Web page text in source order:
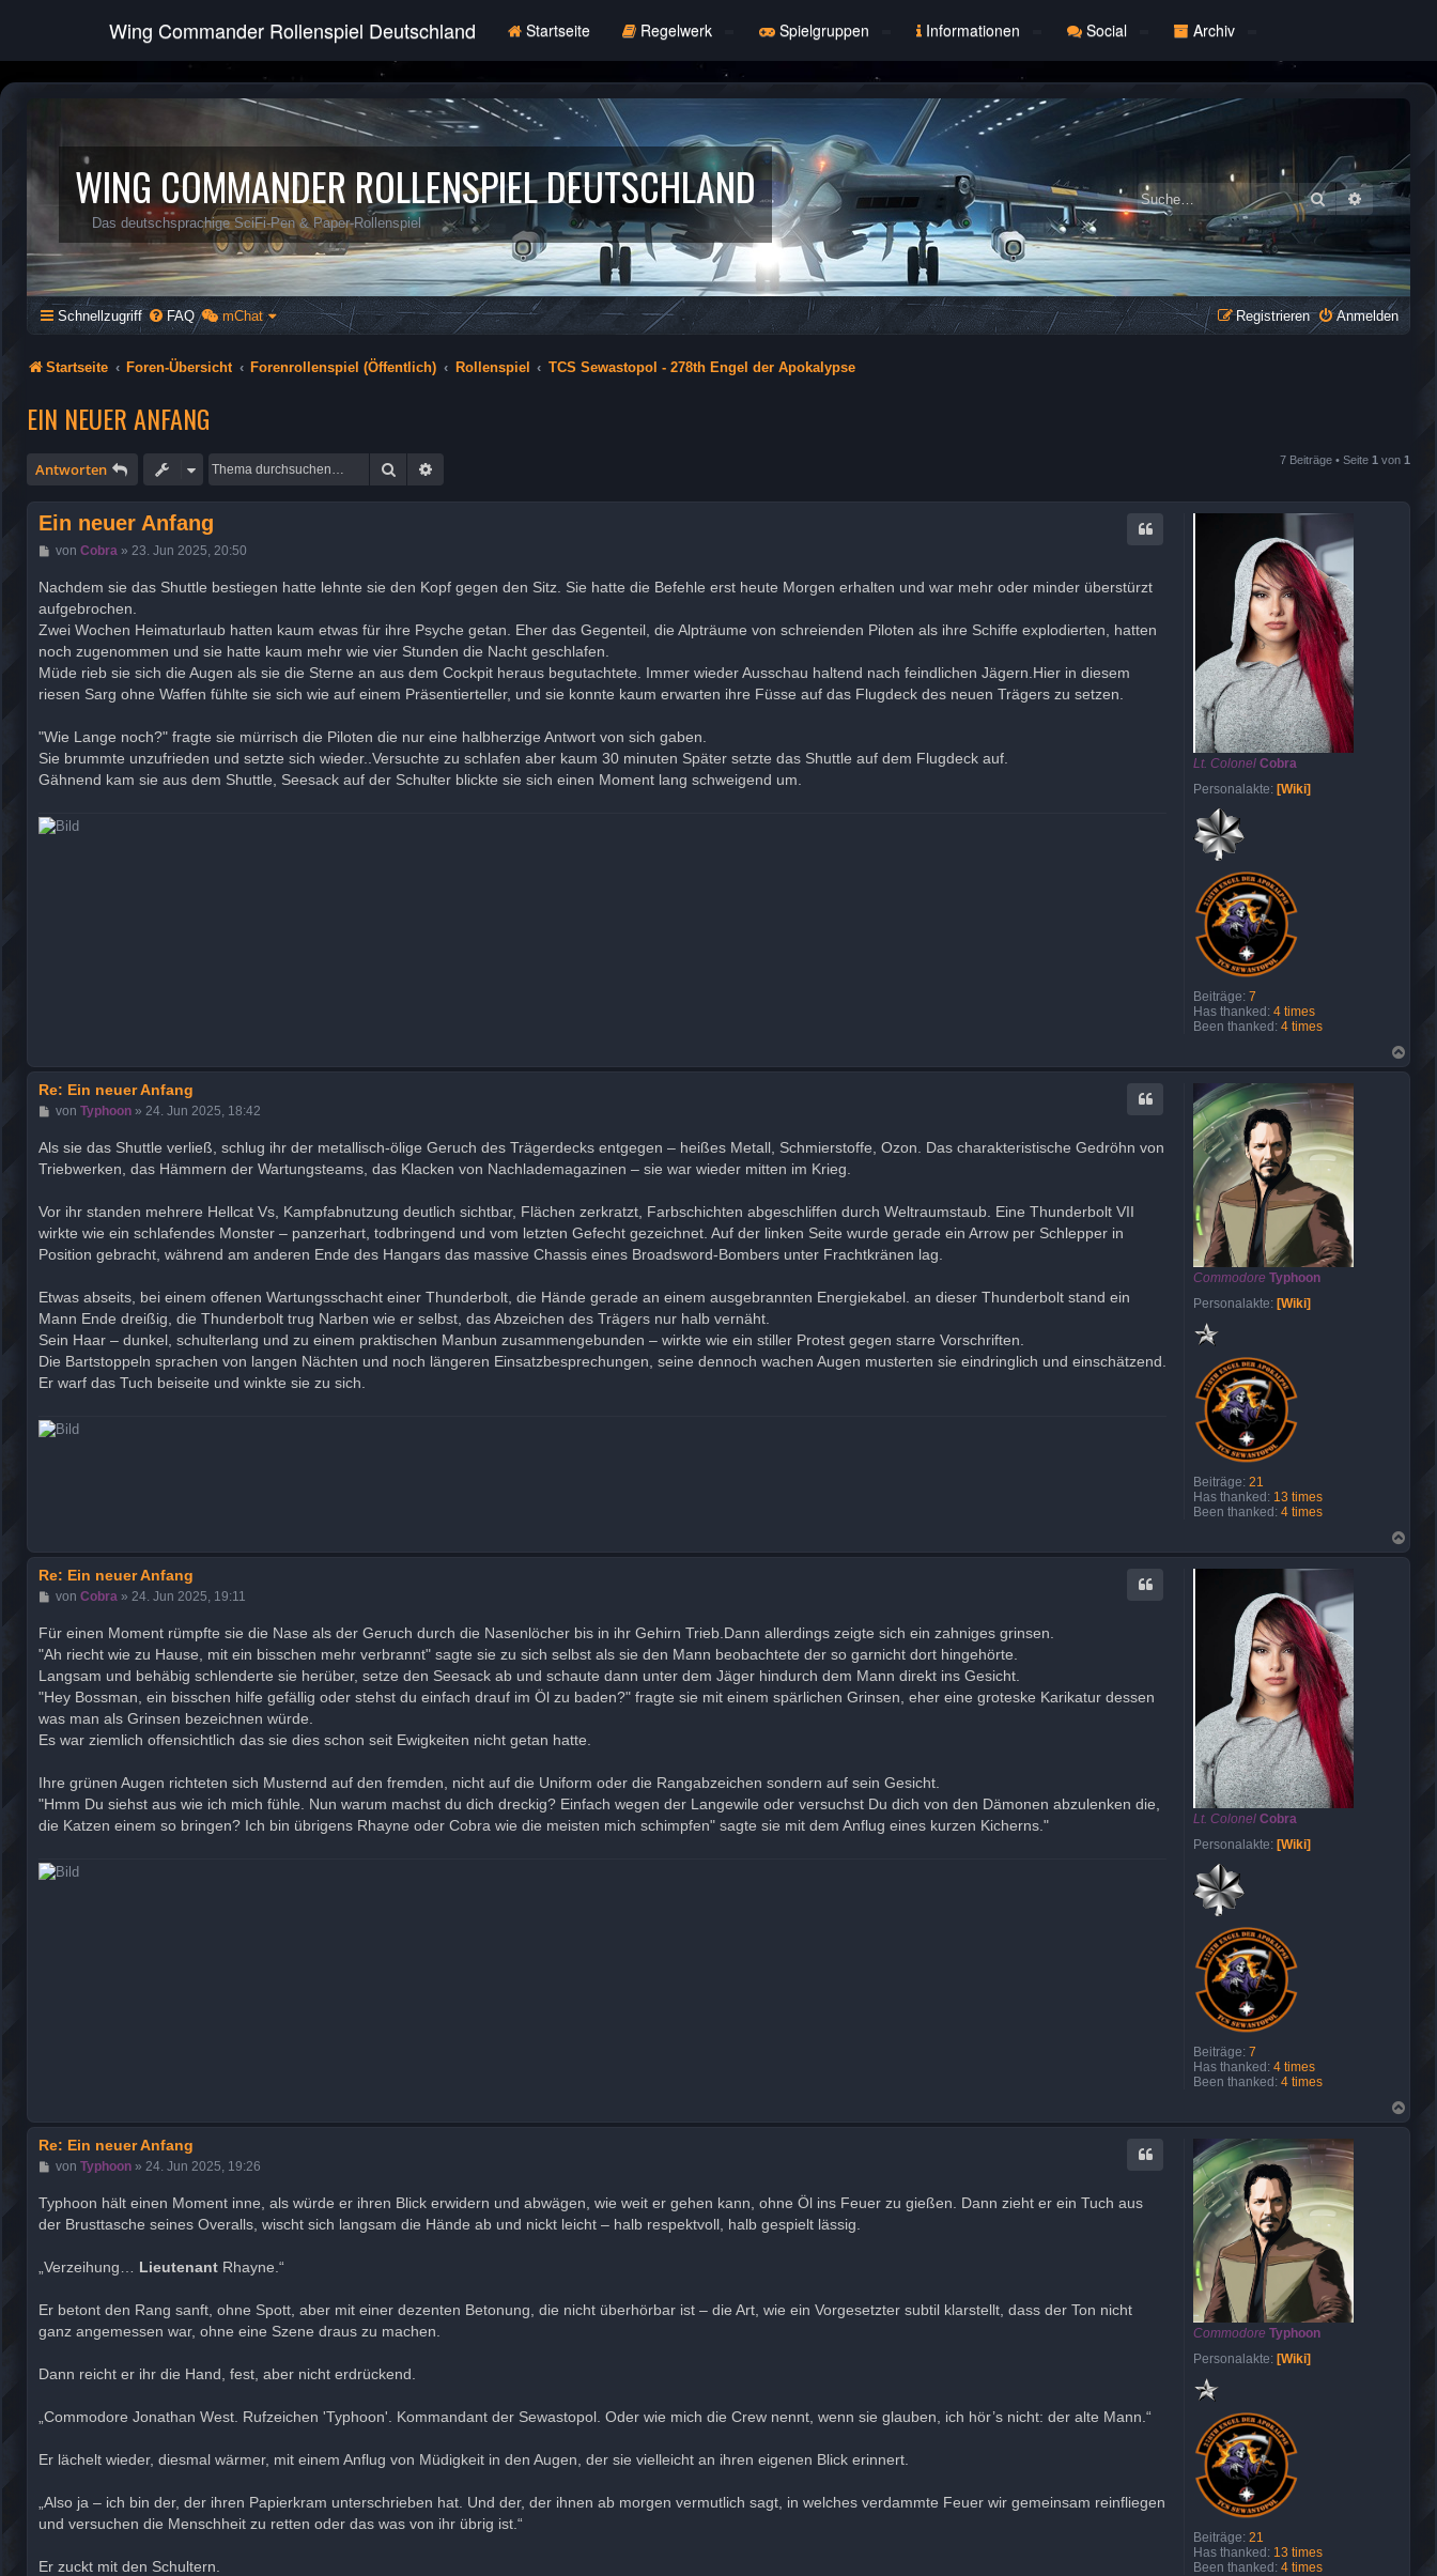
Wing Commander Rollenspiel Deutschland Startseite Regelwerk Spielgruppen Informationen Social Archiv
WING COMMANDER ROLLENSPIEL DEUTSCHLAND
Das deutschsprachige SciFi-Pen & Paper-Rollenspiel
Suche Erweiterte
Schnellzugriff FAQ mChat Anmelden
Registrieren
Startseite Foren-Übersicht Forenrollenspiel (Öffentlich) Rollenspiel TCS Sewastopol - 278th Engel der Apokalypse
EIN NEUER ANFANG
Antworten Suche 7 Beiträge • Seite 1 von 1
Lt. Colonel Cobra
Personalakte: [Wiki]
Beiträge: 7
Has thanked: 4 times
Been thanked: 4 times
Ein neuer Anfang
B
t
r
a
g
von Cobra» 23. Jun 2025, 20:50
Nachdem sie das Shuttle bestiegen hatte lehnte sie den Kopf gegen den Sitz. Sie hatte die Befehle erst heute Morgen erhalten und war mehr oder minder überstürzt
aufgebrochen.
Zwei Wochen Heimaturlaub hatten kaum etwas für ihre Psyche getan. Eher das Gegenteil, die Alpträume von schreienden Piloten als ihre Schiffe explodierten, hatten
noch zugenommen und sie hatte kaum mehr wie vier Stunden die Nacht geschlafen.
Müde rieb sie sich die Augen als sie die Sterne an aus dem Cockpit heraus begutachtete. Immer wieder Ausschau haltend nach feindlichen Jägern.Hier in diesem
riesen Sarg ohne Waffen fühlte sie sich wie auf einem Präsentierteller, und sie konnte kaum erwarten ihre Füsse auf das Flugdeck des neuen Trägers zu setzen.
"Wie Lange noch?" fragte sie mürrisch die Piloten die nur eine halbherzige Antwort von sich gaben.
Sie brummte unzufrieden und setzte sich wieder..Versuchte zu schlafen aber kaum 30 minuten Später setzte das Shuttle auf dem Flugdeck auf.
Gähnend kam sie aus dem Shuttle, Seesack auf der Schulter blickte sie sich einen Moment lang schweigend um.
a
c
Commodore Typhoon
Personalakte: [Wiki]
Beiträge: 21
Has thanked: 13 times
Been thanked: 4 times
Re: Ein neuer Anfang
B
i
t
r
von Typhoon» 24. Jun 2025, 18:42
Als sie das Shuttle verließ, schlug ihr der metallisch-ölige Geruch des Trägerdecks entgegen – heißes Metall, Schmierstoffe, Ozon. Das charakteristische Gedröhn von
Triebwerken, das Hämmern der Wartungsteams, das Klacken von Nachlademagazinen – sie war wieder mitten im Krieg.
Vor ihr standen mehrere Hellcat Vs, Kampfabnutzung deutlich sichtbar, Flächen zerkratzt, Farbschichten abgeschliffen durch Weltraumstaub. Eine Thunderbolt VII
wirkte wie ein schlafendes Monster – panzerhart, todbringend und vom letzten Gefecht gezeichnet. Auf der linken Seite wurde gerade ein Arrow per Schlepper in
Position gebracht, während am anderen Ende des Hangars das massive Chassis eines Broadsword-Bombers unter Frachtkränen lag.
Etwas abseits, bei einem offenen Wartungsschacht einer Thunderbolt, die Hände gerade an einem ausgebrannten Energiekabel. an dieser Thunderbolt stand ein
Mann Ende dreißig, die Thunderbolt trug Narben wie er selbst, das Abzeichen des Trägers nur halb vernäht.
Sein Haar – dunkel, schulterlang und zu einem praktischen Manbun zusammengebunden – wirkte wie ein stiller Protest gegen starre Vorschriften.
Die Bartstoppeln sprachen von langen Nächten und noch längeren Einsatzbesprechungen, seine dennoch wachen Augen musterten sie eindringlich und einschätzend.
Er warf das Tuch beiseite und winkte sie zu sich.
a
c
Lt. Colonel Cobra
Personalakte: [Wiki]
Beiträge: 7
Has thanked: 4 times
Been thanked: 4 times
Re: Ein neuer Anfang
B
i
t
r
a
g
von Cobra» 24. Jun 2025, 19:11
Für einen Moment rümpfte sie die Nase als der Geruch durch die Nasenlöcher bis in ihr Gehirn Trieb.Dann allerdings zeigte sich ein zahniges grinsen.
"Ah riecht wie zu Hause, mit ein bisschen mehr verbrannt" sagte sie zu sich selbst als sie den Mann beobachtete der so garnicht dort hingehörte.
Langsam und behäbig schlenderte sie herüber, setze den Seesack ab und schaute dann unter dem Jäger hindurch dem Mann direkt ins Gesicht.
"Hey Bossman, ein bisschen hilfe gefällig oder stehst du einfach drauf im Öl zu baden?" fragte sie mit einem spärlichen Grinsen, eher eine groteske Karikatur dessen
was man als Grinsen bezeichnen würde.
Es war ziemlich offensichtlich das sie dies schon seit Ewigkeiten nicht getan hatte.
Ihre grünen Augen richteten sich Musternd auf den fremden, nicht auf die Uniform oder die Rangabzeichen sondern auf sein Gesicht.
"Hmm Du siehst aus wie ich mich fühle. Nun warum machst du dich dreckig? Einfach wegen der Langewile oder versuchst Du dich von den Dämonen abzulenken die,
die Katzen einem so bringen? Ich bin übrigens Rhayne oder Cobra wie die meisten mich schimpfen" sagte sie mit dem Anflug eines kurzen Kicherns."
a
c
Commodore Typhoon
Personalakte: [Wiki]
Beiträge: 21
Has thanked: 13 times
Been thanked: 4 times
Re: Ein neuer Anfang
B
t
r
von Typhoon» 24. Jun 2025, 19:26
Typhoon hält einen Moment inne, als würde er ihren Blick erwidern und abwägen, wie weit er gehen kann, ohne Öl ins Feuer zu gießen. Dann zieht er ein Tuch aus
der Brusttasche seines Overalls, wischt sich langsam die Hände ab und nickt leicht – halb respektvoll, halb gespielt lässig.
„Verzeihung… Lieutenant Rhayne.“
Er betont den Rang sanft, ohne Spott, aber mit einer dezenten Betonung, die nicht überhörbar ist – die Art, wie ein Vorgesetzter subtil klarstellt, dass der Ton nicht
ganz angemessen war, ohne eine Szene draus zu machen.
Dann reicht er ihr die Hand, fest, aber nicht erdrückend.
„Commodore Jonathan West. Rufzeichen 'Typhoon'. Kommandant der Sewastopol. Oder wie mich die Crew nennt, wenn sie glauben, ich hör’s nicht: der alte Mann.“
Er lächelt wieder, diesmal wärmer, mit einem Anflug von Müdigkeit in den Augen, der sie vielleicht an ihren eigenen Blick erinnert.
„Also ja – ich bin der, der ihren Papierkram unterschrieben hat. Und der, der ihnen ab morgen vermutlich sagt, in welches verdammte Feuer wir gemeinsam reinfliegen
und versuchen die Menschheit zu retten oder das was von ihr übrig ist.“
Er zuckt mit den Schultern.